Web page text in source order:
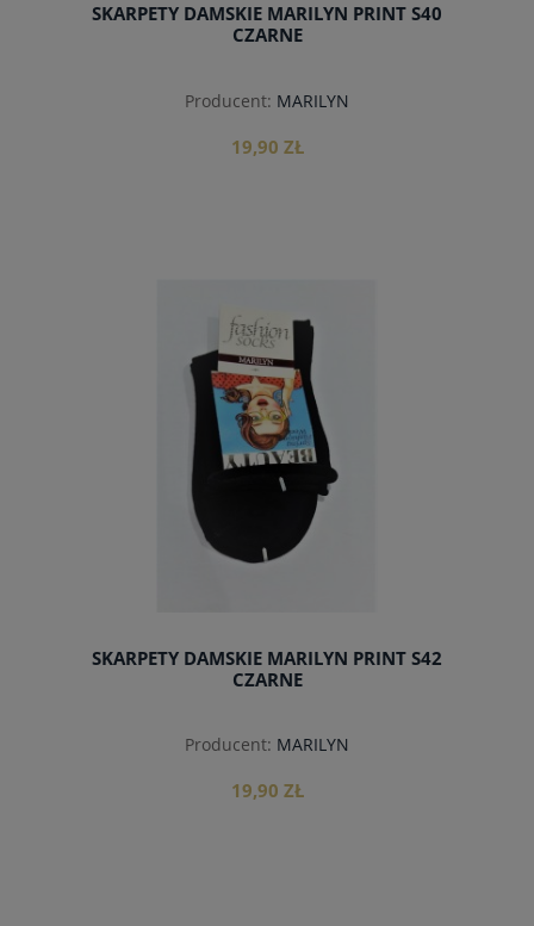
SKARPETY DAMSKIE MARILYN PRINT S40
CZARNE
Producent: MARILYN
19,90 ZŁ
SKARPETY DAMSKIE MARILYN PRINT S42
CZARNE
Producent: MARILYN
19,90 ZŁ